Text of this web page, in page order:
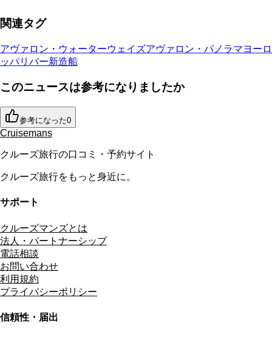
関連タグ
アヴァロン・ウォーターウェイズアヴァロン・パノラマヨーロ
ッパリバー新造船
このニュースは参考になりましたか
参考になった0
Cruisemans
クルーズ旅行の口コミ・予約サイト
クルーズ旅行をもっと身近に。
サポート
クルーズマンズとは
法人・パートナーシップ
電話相談
お問い合わせ
利用規約
プライバシーポリシー
信頼性・届出